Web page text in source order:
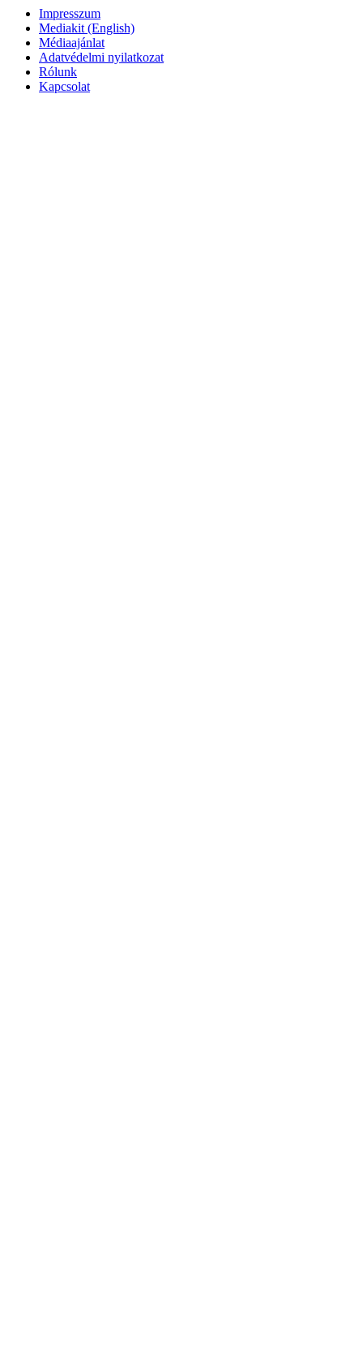
Impresszum
Mediakit (English)
Médiaajánlat
Adatvédelmi nyilatkozat
Rólunk
Kapcsolat